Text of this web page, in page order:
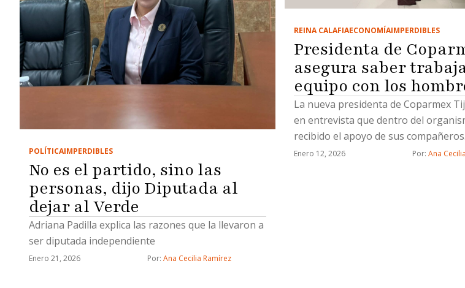
POLÍTICAIMPERDIBLES
No es el partido, sino las
personas, dijo Diputada al
dejar al Verde
Adriana Padilla explica las razones que la llevaron a
ser diputada independiente
Enero 21, 2026 Por: Ana Cecilia Ramírez
REINA CALAFIAECONOMÍAIMPERDIBLES
Presidenta de
asegura saber
equipo con los
La nueva presidenta de Coparmex
en entrevista que dentro del
recibido el apoyo de sus compañeros.
Enero 12, 2026 Por: Ana